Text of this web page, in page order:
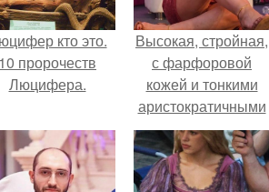
кто это.
10 пророчеств
Люцифера.
Высокая, стройная,
с фарфоровой
кожей и тонкими
аристократичными
чертами, эль
выглядит так, будто
сошла с полотна